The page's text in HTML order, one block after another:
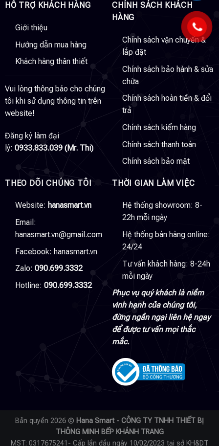
HỖ TRỢ KHÁCH HÀNG
Giới thiệu
Hướng dẫn mua hàng
Khách hàng thân thiết
Vui lòng thông báo cho chúng
tôi khi sử dụng thông tin trên
website!
Đăng ký làm đại
lý: 0933.833.039 (Mr. Thi)
CHÍNH SÁCH KHÁCH
HÀNG
Chính sách vận chuyển &
lắp đặt
Chính sách bảo hành & sửa
chữa
Chính sách hoàn tiền & đổi
trả
Chính sách kiểm hàng
Chính sách thanh toán
Chính sách bảo mật
THEO DÕI CHÚNG TÔI
Website: hanasmart.vn
Email:
hanasmart.vn@gmail.com
Facebook: hanasmart.vn
Zalo: 090.699.3332
Hotline: 090.699.3332
THỜI GIAN LÀM VIỆC
Hệ thống showroom: 8-
22h mỗi ngày
Hệ thống bán hàng online:
24/24
Tư vấn khách hàng: 8-24h
mỗi ngày
Phục vụ quý khách là niềm
vinh hạnh của chúng tôi,
đừng ngần ngại liên hệ ngay
để được tư vấn mọi thắc
mắc.
Bản quyền 2026 © Hana Smart - CÔNG TY TNHH THIẾT BỊ
THÔNG MINH BẾP KHÁNH TRANG
MST: 0317675241- Cấp lần đầu ngày 10/02/2023 tại sở KH&DT